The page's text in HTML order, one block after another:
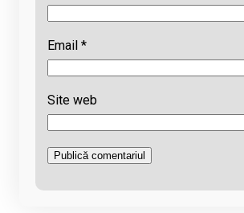
Email *
Site web